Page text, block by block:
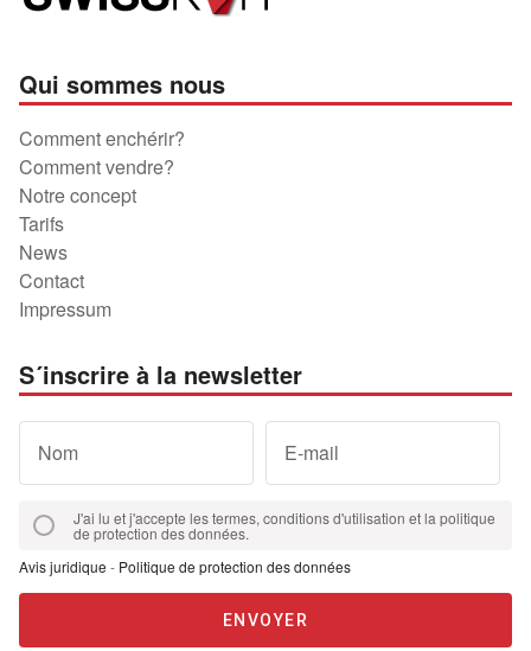
Qui sommes nous
Comment enchérir?
Comment vendre?
Notre concept
Tarifs
News
Contact
Impressum
S´inscrire à la newsletter
Nom E-mail
J'ai lu et j'accepte les termes, conditions d'utilisation et la politique
de protection des données.
Avis juridique - Politique de protection des données
ENVOYER